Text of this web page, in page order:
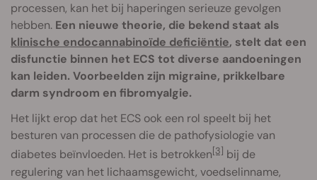
processen, kan het bij haperingen serieuze gevolgen
hebben. Een nieuwe theorie, die bekend staat als
klinische endocannabinoïde deficiëntie, stelt dat een
disfunctie binnen het ECS tot diverse aandoeningen
kan leiden. Voorbeelden zijn migraine, prikkelbare
darm syndroom en fibromyalgie.
Het lijkt erop dat het ECS ook een rol speelt bij het
besturen van processen die de pathofysiologie van
diabetes beïnvloeden. Het is betrokken[3] bij de
regulering van het lichaamsgewicht, voedselinname,